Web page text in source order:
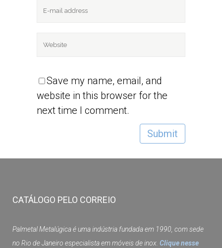
Save my name, email, and
website in this browser for the
next time I comment.
CATÁLOGO PELO CORREIO
Palmetal Metalúgica é uma indústria fundada em 1990, com sede
no Rio de Janeiro especialista em móveis de inox. Clique nesse